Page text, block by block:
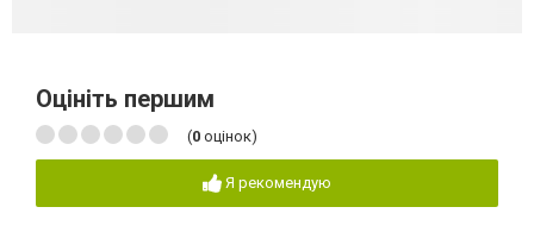
Оцініть першим
(0 оцінок)
Я рекомендую